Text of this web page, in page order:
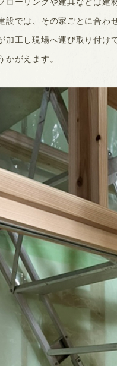
ローリングや建具などは建
設では、その家ごとに合
加工し現場へ運び取り付け
かがえます。